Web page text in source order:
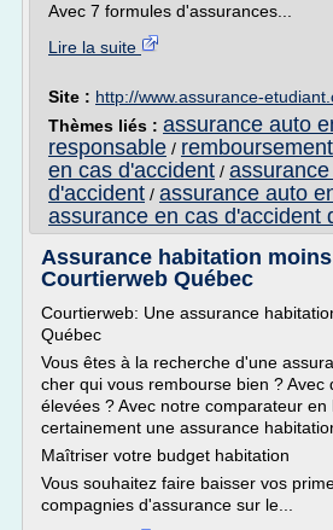
Avec 7 formules d'assurances...
Lire la suite
Site : http://www.assurance-
Thèmes liés : assurance auto
responsable /
en cas d'accident /
d'accident / assurance auto
assurance en cas d'accident
Assurance habitation moins
Courtierweb Québec
Courtierweb: Une assurance
Québec
Vous êtes à la recherche d'une
cher qui vous rembourse bien ? Avec
élevées ? Avec notre comparateur
certainement une assurance
Maîtriser votre budget habitation
Vous souhaitez faire baisser vos
compagnies d'assurance sur le...